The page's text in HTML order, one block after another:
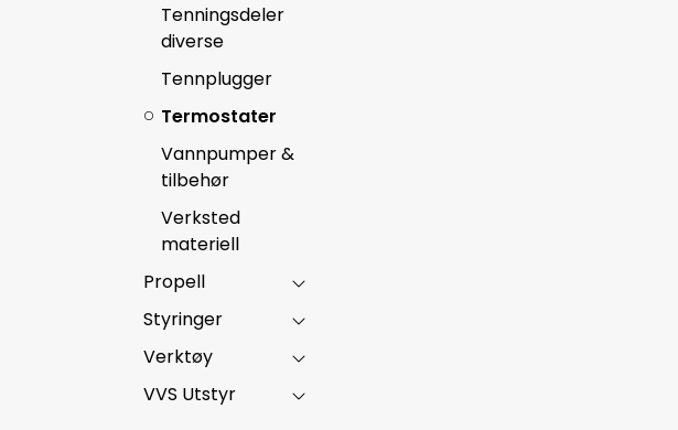
Tenningsdeler
diverse
Tennplugger
Termostater
Vannpumper &
tilbehør
Verksted
materiell
Propell
Styringer
Verktøy
VVS Utstyr